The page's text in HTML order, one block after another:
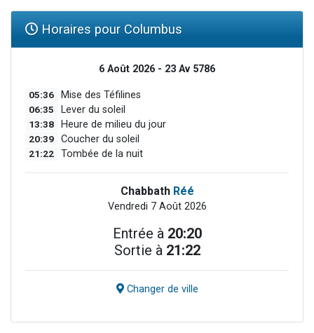
Horaires pour Columbus
6 Août 2026 - 23 Av 5786
05:36 Mise des Téfilines
06:35 Lever du soleil
13:38 Heure de milieu du jour
20:39 Coucher du soleil
21:22 Tombée de la nuit
Chabbath Réé
Vendredi 7 Août 2026
Entrée à 20:20
Sortie à 21:22
Changer de ville